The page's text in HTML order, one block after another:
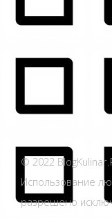
© 2022
Использование
разрешено